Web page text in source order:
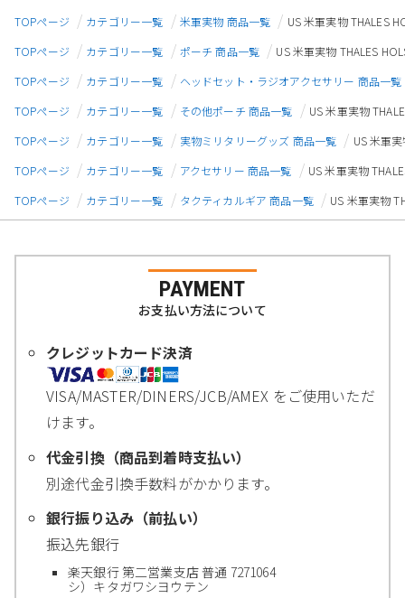
TOPページ
カテゴリー一覧 米軍実物 商品一覧
US 米軍実物 THALES
TOPページ
カテゴリー一覧 ポーチ 商品一覧
US 米軍実物 THALES
TOPページ
カテゴリー一覧
ヘッドセット・ラジオアクセサリー 商品一覧
TOPページ
カテゴリー一覧 その他ポーチ 商品一覧
US 米軍実物
TOPページ
カテゴリー一覧 実物ミリタリーグッズ 商品一覧
US 米軍
TOPページ
カテゴリー一覧 アクセサリー 商品一覧
US 米軍実物
TOPページ
カテゴリー一覧 タクティカルギア 商品一覧 US 米軍実物
PAYMENT
お支払い方法について
クレジットカード決済
VISA/MASTER/DINERS/JCB/AMEX をご使用いただ
けます。
代金引換（商品到着時支払い）
別途代金引換手数料がかかります。
銀行振り込み（前払い）
振込先銀行
楽天銀行 第二営業支店 普通 7271064
シ）キタガワシヨウテン